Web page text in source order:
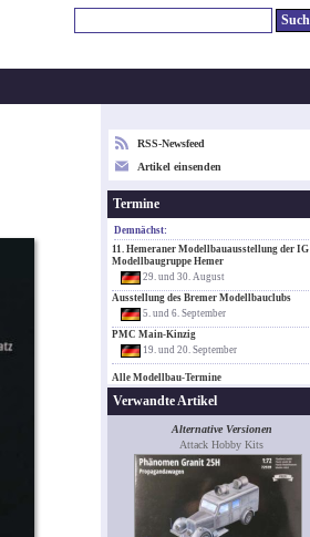
RSS-Newsfeed
Artikel einsenden
Termine
Demnächst:
11. Hemeraner Modellbauausstellung der IG
Modellbaugruppe Hemer
29. und 30. August
Ausstellung des Bremer Modellbauclubs
5. und 6. September
PMC Main-Kinzig
19. und 20. September
Alle Modellbau-Termine
Verwandte Artikel
Alternative Versionen
Attack Hobby Kits